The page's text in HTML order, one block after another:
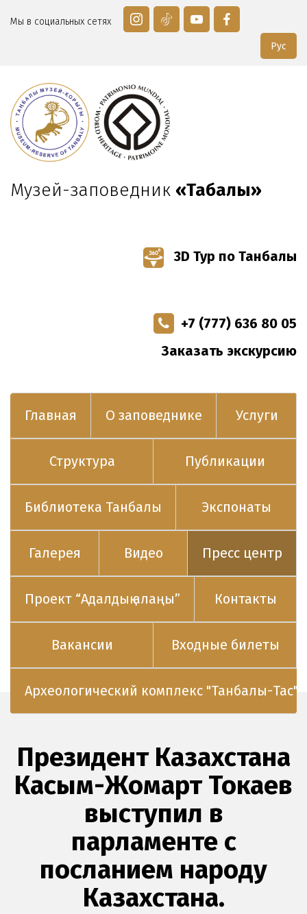
Мы в социальных сетях
Рус
Музей-заповедник «Таңбалы»
3D Тур по Танбалы
+7 (777) 636 80 05
Заказать экскурсию
Главная О заповеднике Услуги
Структура Публикации
Библиотека Танбалы Экспонаты
Галерея Видео Пресс центр
Проект “Адалдық алаңы” Контакты
Вакансии Входные билеты
Археологический комплекс "Танбалы-Тас"
Президент Казахстана
Касым-Жомарт Токаев
выступил в
парламенте с
посланием народу
Казахстана.